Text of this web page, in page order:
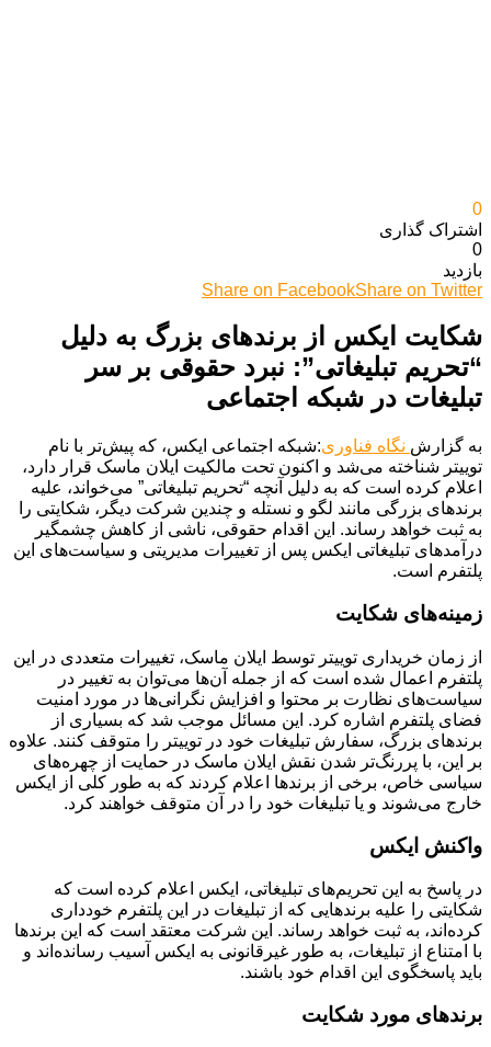
0
اشتراک گذاری‌
0
بازدید
Share on FacebookShare on Twitter
شکایت ایکس از برندهای بزرگ به دلیل
“تحریم تبلیغاتی”: نبرد حقوقی بر سر
تبلیغات در شبکه اجتماعی
به گزارش نگاه فناوری:شبکه اجتماعی ایکس، که پیش‌تر با نام
توییتر شناخته می‌شد و اکنون تحت مالکیت ایلان ماسک قرار دارد،
اعلام کرده است که به دلیل آنچه “تحریم تبلیغاتی” می‌خواند، علیه
برندهای بزرگی مانند لگو و نستله و چندین شرکت دیگر، شکایتی را
به ثبت خواهد رساند. این اقدام حقوقی، ناشی از کاهش چشمگیر
درآمدهای تبلیغاتی ایکس پس از تغییرات مدیریتی و سیاست‌های این
پلتفرم است.
زمینه‌های شکایت
از زمان خریداری توییتر توسط ایلان ماسک، تغییرات متعددی در این
پلتفرم اعمال شده است که از جمله آن‌ها می‌توان به تغییر در
سیاست‌های نظارت بر محتوا و افزایش نگرانی‌ها در مورد امنیت
فضای پلتفرم اشاره کرد. این مسائل موجب شد که بسیاری از
برندهای بزرگ، سفارش تبلیغات خود در توییتر را متوقف کنند. علاوه
بر این، با پررنگ‌تر شدن نقش ایلان ماسک در حمایت از چهره‌های
سیاسی خاص، برخی از برندها اعلام کردند که به طور کلی از ایکس
خارج می‌شوند و یا تبلیغات خود را در آن متوقف خواهند کرد.
واکنش ایکس
در پاسخ به این تحریم‌های تبلیغاتی، ایکس اعلام کرده است که
شکایتی را علیه برندهایی که از تبلیغات در این پلتفرم خودداری
کرده‌اند، به ثبت خواهد رساند. این شرکت معتقد است که این برندها
با امتناع از تبلیغات، به طور غیرقانونی به ایکس آسیب رسانده‌اند و
باید پاسخگوی این اقدام خود باشند.
برندهای مورد شکایت